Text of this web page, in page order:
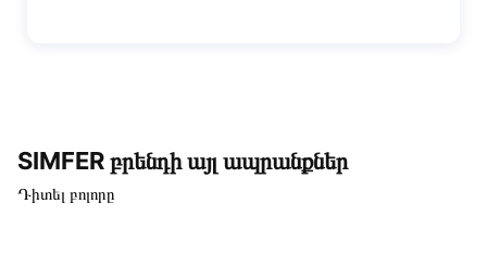
SIMFER բրենդի այլ ապրանքներ
Դիտել բոլորը